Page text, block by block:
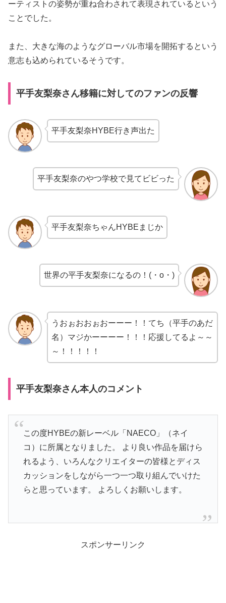
ーティストの姿勢が重ね合わされて表現されているという
ことでした。
また、大きな海のようなグローバル市場を開拓するという
意志も込められているそうです。
平手友梨奈さん移籍に対してのファンの反響
平手友梨奈HYBE行き声出た
平手友梨奈のやつ学校で見てビビった
平手友梨奈ちゃんHYBEまじか
世界の平手友梨奈になるの！(・o・)
うおぉおおぉおーーー！！てち（平手のあだ
名）マジかーーーー！！！応援してるよ～～
～！！！！！
平手友梨奈さん本人のコメント
この度HYBEの新レーベル「NAECO」（ネイ
コ）に所属となりました。 より良い作品を届けら
れるよう、いろんなクリエイターの皆様とディス
カッションをしながら一つ一つ取り組んでいけた
らと思っています。 よろしくお願いします。
スポンサーリンク